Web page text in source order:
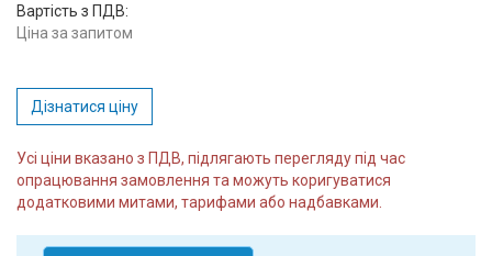
Підтримка
Вартість з ПДВ:
Ціна за запитом
Дізнатися ціну
Усі ціни вказано з ПДВ, підлягають перегляду під час
опрацювання замовлення та можуть коригуватися
додатковими митами, тарифами або надбавками.